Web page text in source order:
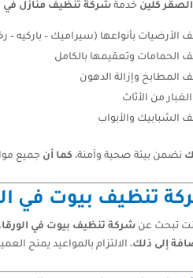
الصقر كلين خدمةشركة تنظيف منازل في
الأرضيات بأنواعها (سيراميك – باركيه –
الحمامات وتعقيمها بالكامل
المطابخ وإزالة الدهون
الغبار من الأثاث
الشبابيك والأبواب
نضمن بيئة صحية وآمنة، كما أن جميع
تنظيف بيوت في
تبحث عنشركة تنظيف بيوت في
إلى ذلك، الالتزام بالمواعيد يمنح